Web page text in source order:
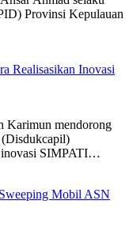
Provinsi Kepulauan
Realisasikan Inovasi
Karimun mendorong
(Disdukcapil)
inovasi SIMPATI…
Mobil ASN